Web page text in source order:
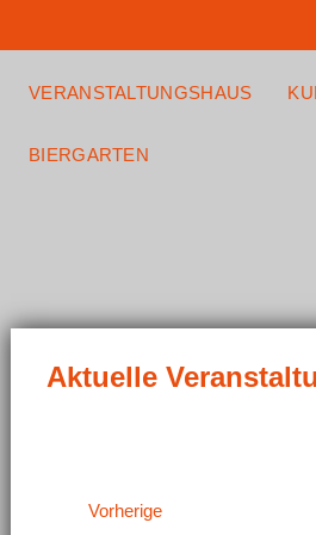
VERANSTALTUNGSHAUS
BIERGARTEN
VorherigeVeranstaltungen